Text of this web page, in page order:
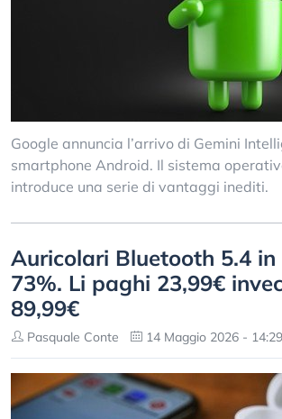
Google annuncia l’arrivo di Gemini
smartphone Android. Il sistema
introduce una serie di vantaggi inediti.
Auricolari Bluetooth 5.4 in
73%. Li paghi 23,99€
89,99€
Pasquale Conte 14 Maggio 2026 - 14:29